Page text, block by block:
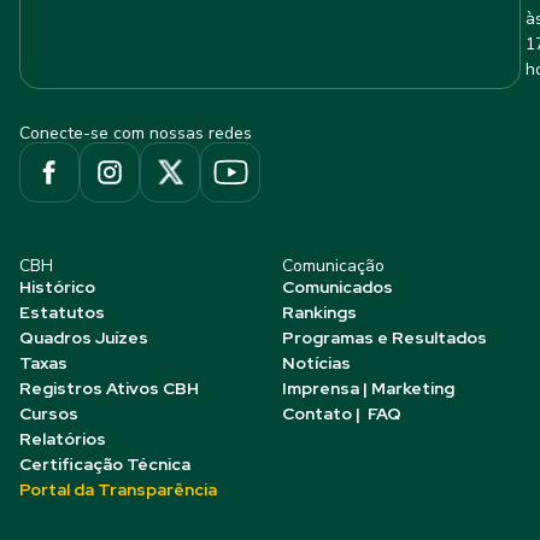
Conecte-se com nossas redes
CBH
Histórico
Estatutos
Quadros Juízes
Taxas
Registros Ativos CBH
Cursos
Relatórios
Certificação Técnica
Portal da Transparência
Comunicação
Comunicados
Rankings
Programas e Resultados
Notícias
Imprensa | Marketing
Contato | FAQ